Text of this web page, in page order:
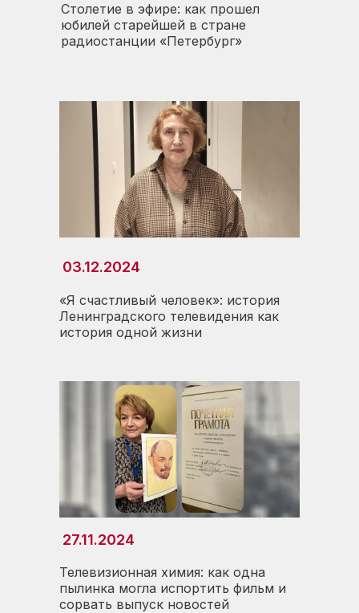
Столетие в эфире: как прошел
юбилей старейшей в стране
радиостанции «Петербург»
Телевизионная химия: как одна
пылинка могла испортить фильм и
сорвать выпуск новостей
27.11.2024
«Я счастливый человек»: история
Ленинградского телевидения как
история одной жизни
03.12.2024